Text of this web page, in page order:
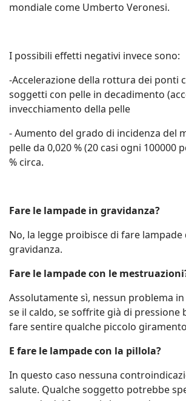
mondiale come Umberto Veronesi.
I possibili effetti negativi invece sono:
-Accelerazione della rottura dei ponti
soggetti con pelle in decadimento
invecchiamento della pelle
- Aumento del grado di incidenza del
pelle da 0,020 % (20 casi ogni 100000
% circa.
Fare le lampade in gravidanza?
No, la legge proibisce di fare
gravidanza.
Fare le lampade con le
Assolutamente sì, nessun problema
se il caldo, se soffrite già di pressione
fare sentire qualche piccolo
E fare le lampade con la pillola?
In questo caso nessuna
salute. Qualche soggetto potrebbe